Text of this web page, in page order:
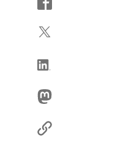
Sie
Internet